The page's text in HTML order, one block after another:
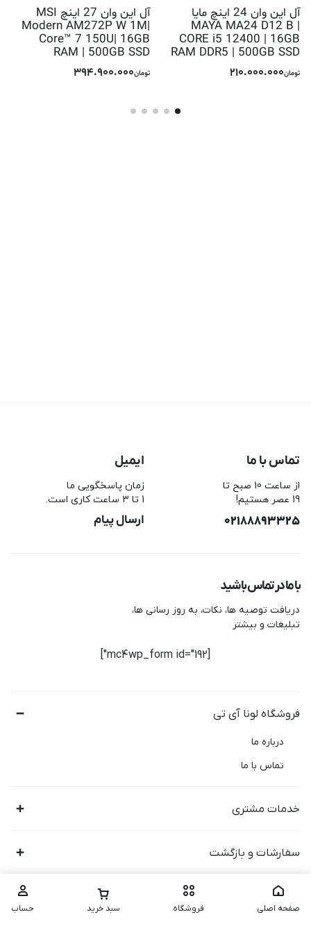
آل این وان 24 اینچ مایا
MAYA MA24 D12 B |
CORE i5 12400 | 16GB
RAM DDR5 | 500GB SSD
تومان210.000.000
آل این وان 27 اینچ MSI
Modern AM272P W 1M|
Core™ 7 150U| 16GB
RAM | 500GB SSD
تومان394.900.000
تماس با ما
از ساعت 10 صبح تا
19 عصر هستیم!
02188893325
ایمیل
زمان پاسخگویی ما
1 تا 3 ساعت کاری است.
ارسال پیام
با ما در تماس باشید
دریافت توصیه ها، نکات، به روز رسانی ها،
تبلیغات و بیشتر
[mc4wp_form id="192"]
فروشگاه لونا آی تی
درباره ما
تماس با ما
خدمات مشتری
سفارشات و بازگشت
صفحه اصلی فروشگاه سبد خرید حساب